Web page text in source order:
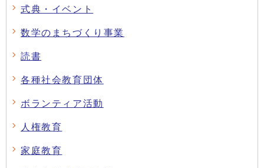
式典・イベント
数学のまちづくり事業
読書
各種社会教育団体
ボランティア活動
人権教育
家庭教育